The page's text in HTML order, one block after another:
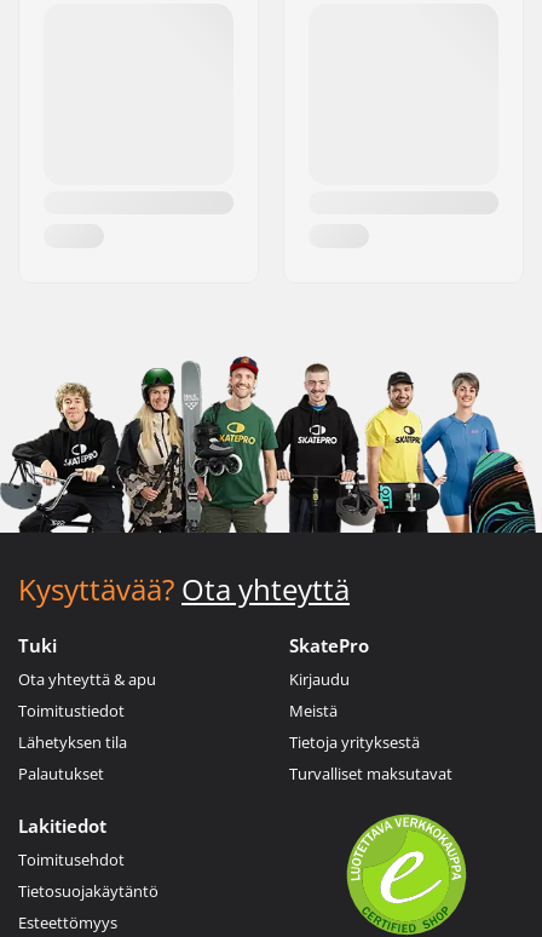
Kysyttävää? Ota yhteyttä
Tuki
Ota yhteyttä & apu
Toimitustiedot
Lähetyksen tila
Palautukset
SkatePro
Kirjaudu
Meistä
Tietoja yrityksestä
Turvalliset maksutavat
Lakitiedot
Toimitusehdot
Tietosuojakäytäntö
Esteettömyys